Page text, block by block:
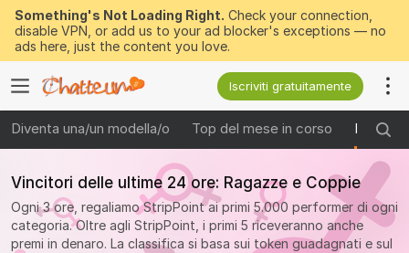
Something's Not Loading Right. Check your connection,
disable VPN, or add us to your ad blocker's exceptions — no
ads here, just the content you love.
Iscriviti gratuitamente
Diventa una/un modella/o Top del mese in corso I
Vincitori delle ultime 24 ore: Ragazze e Coppie
Ogni 3 ore, regaliamo StripPoint ai primi 5.000 performer di ogni
categoria. Oltre agli StripPoint, i primi 5 riceveranno anche
premi in denaro. La classifica si basa sui token guadagnati e sul